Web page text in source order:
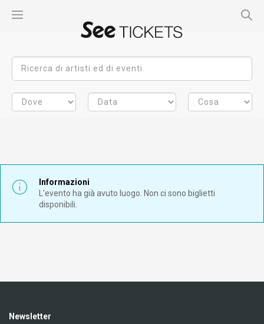
Informazioni
L'evento ha già avuto luogo. Non ci sono biglietti
disponibili.
Newsletter